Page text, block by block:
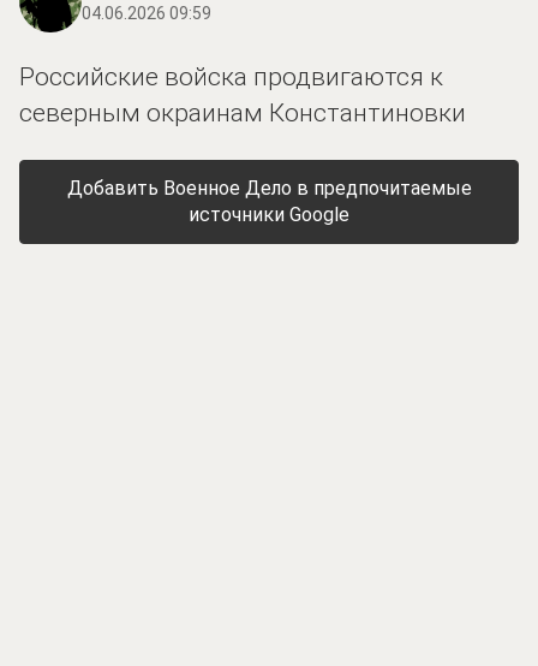
04.06.2026 09:59
Российские войска продвигаются к
северным окраинам Константиновки
Добавить Военное Дело в предпочитаемые
источники Google